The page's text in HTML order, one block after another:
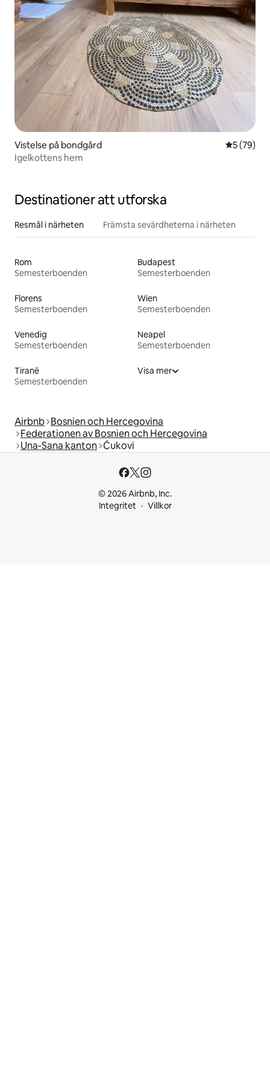
Vistelse på bondgård 5 av 5 i
5 (79)
Igelkottens hem
Destinationer att utforska
Resmål i närheten Främsta sevärdheterna i närheten
Rom
Semesterboenden
Budapest
Semesterboenden
Florens
Semesterboenden
Wien
Semesterboenden
Venedig
Semesterboenden
Neapel
Semesterboenden
Tiranë
Semesterboenden
Visa mer
Airbnb Bosnien och Hercegovina
Federationen av Bosnien och Hercegovina
Una-Sana kanton Ćukovi
© 2026 Airbnb, Inc.
Integritet
Villkor